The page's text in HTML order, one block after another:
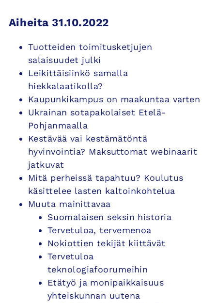
Aiheita 31.10.2022
Tuotteiden toimitusketjujen
salaisuudet julki
Leikittäisiinkö samalla
hiekkalaatikolla?
Kaupunkikampus on maakuntaa varten
Ukrainan sotapakolaiset Etelä-
Pohjanmaalla
Kestävää vai kestämätöntä
hyvinvointia? Maksuttomat webinaarit
jatkuvat
Mitä perheissä tapahtuu? Koulutus
käsittelee lasten kaltoinkohtelua
Muuta mainittavaa
Suomalaisen seksin historia
Tervetuloa, tervemenoa
Nokiottien tekijät kiittävät
Tervetuloa
teknologiafoorumeihin
Etätyö ja monipaikkaisuus
yhteiskunnan uutena